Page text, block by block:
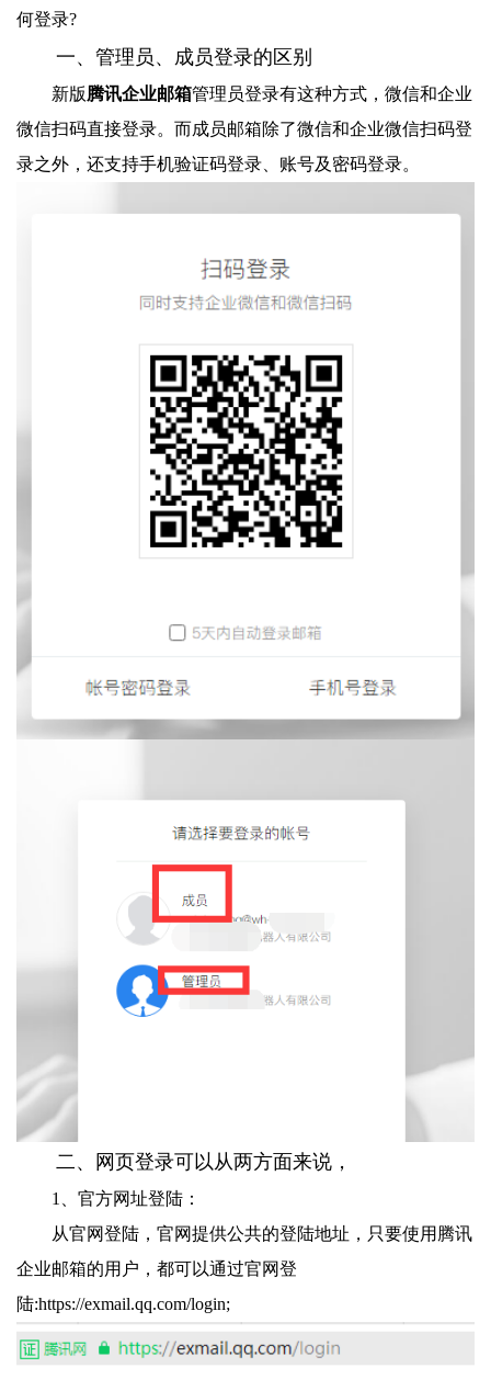
何登录?
一、管理员、成员登录的区别
新版腾讯企业邮箱管理员登录有这种方式，微信和企业
微信扫码直接登录。而成员邮箱除了微信和企业微信扫码登
录之外，还支持手机验证码登录、账号及密码登录。
二、网页登录可以从两方面来说，
1、官方网址登陆：
从官网登陆，官网提供公共的登陆地址，只要使用腾讯
企业邮箱的用户，都可以通过官网登
陆:https://exmail.qq.com/login;